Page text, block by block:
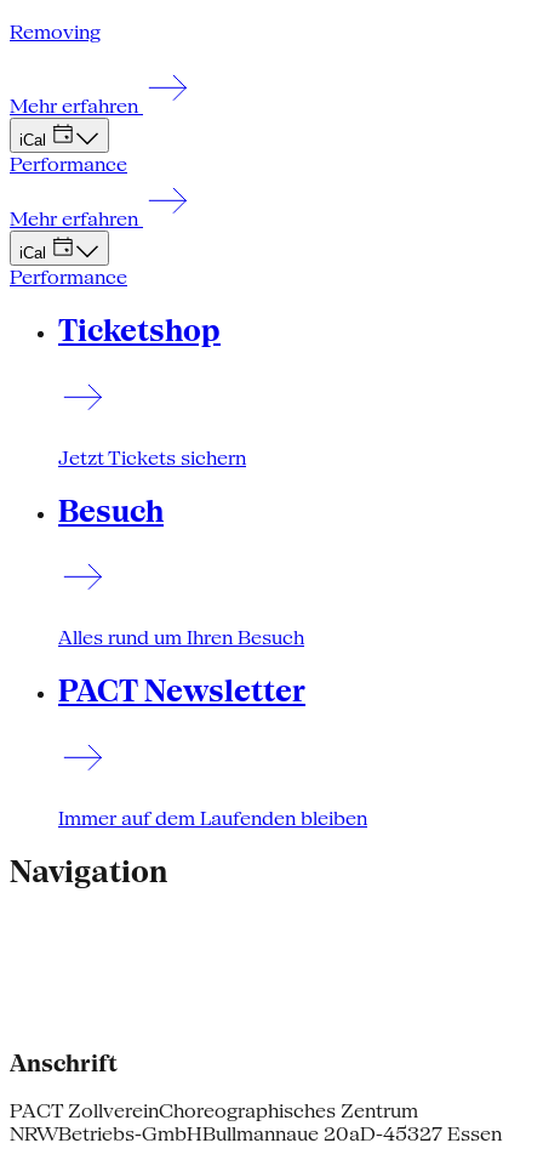
Removing
Mehr erfahren
iCal
Performance
Mehr erfahren
iCal
Performance
Ticketshop
Jetzt Tickets sichern
Besuch
Alles rund um Ihren Besuch
PACT Newsletter
Immer auf dem Laufenden bleiben
Navigation
Anschrift
PACT ZollvereinChoreographisches Zentrum
NRWBetriebs-GmbHBullmannaue 20aD-45327 Essen